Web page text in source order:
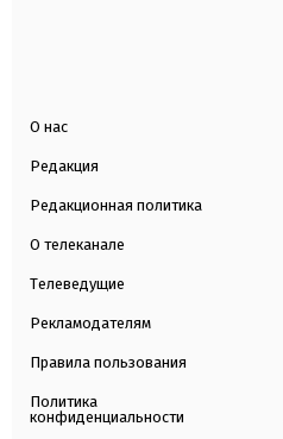
О нас
Редакция
Редакционная политика
О телеканале
Телеведущие
Рекламодателям
Правила пользования
Политика
конфиденциальности